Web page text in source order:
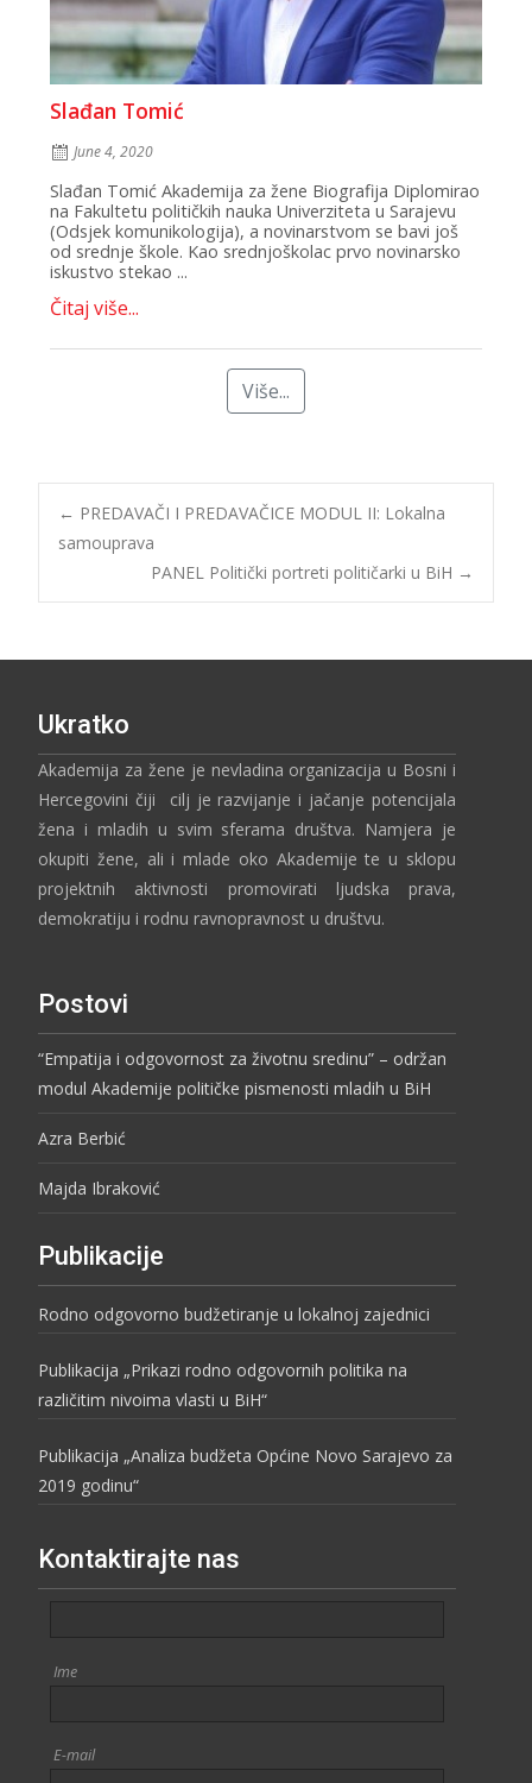
Slađan Tomić
June 4, 2020
Slađan Tomić Akademija za žene Biografija Diplomirao
na Fakultetu političkih nauka Univerziteta u Sarajevu
(Odsjek komunikologija), a novinarstvom se bavi još
od srednje škole. Kao srednjoškolac prvo novinarsko
iskustvo stekao ...
Čitaj više...
Više...
← PREDAVAČI I PREDAVAČICE MODUL II: Lokalna
samouprava
PANEL Politički portreti političarki u BiH →
Ukratko
Akademija za žene je nevladina organizacija u Bosni i
Hercegovini čiji cilj je razvijanje i jačanje potencijala
žena i mladih u svim sferama društva. Namjera je
okupiti žene, ali i mlade oko Akademije te u sklopu
projektnih aktivnosti promovirati ljudska prava,
demokratiju i rodnu ravnopravnost u društvu.
Postovi
“Empatija i odgovornost za životnu sredinu” – održan
modul Akademije političke pismenosti mladih u BiH
Azra Berbić
Majda Ibraković
Publikacije
Rodno odgovorno budžetiranje u lokalnoj zajednici
Publikacija „Prikazi rodno odgovornih politika na
različitim nivoima vlasti u BiH“
Publikacija „Analiza budžeta Općine Novo Sarajevo za
2019 godinu“
Kontaktirajte nas
Ime
E-mail